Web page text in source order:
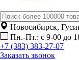
Новосибирск,
Пн.-Пт.: с 9-00 до
+7 (383) 383-27-07
Заказать звонок